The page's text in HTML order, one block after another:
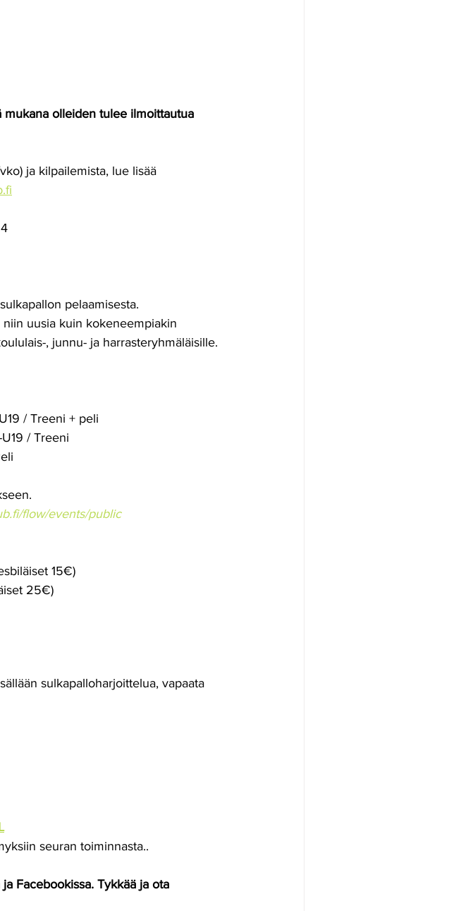
mukana olleiden tulee ilmoittautua
ja kilpailemista, lue lisää
pelaamisesta.
uusia kuin kokeneempiakin
, junnu- ja harrasteryhmäläisille.
/ Treeni + peli
/ Treeni
flow/events/public
15€)
25€)
sulkapalloharjoittelua, vapaata
seuran toiminnasta..
Facebookissa. Tykkää ja ota